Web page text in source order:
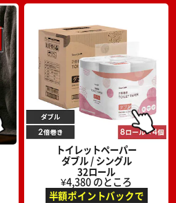
トイレットペーパー
ダブル / シングル
32ロール
¥4,380 のところ
半額ポイントバックで